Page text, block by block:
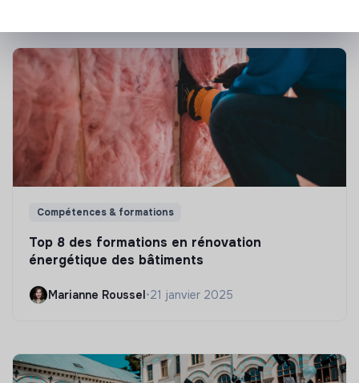
Compétences & formations
Top 8 des formations en rénovation
énergétique des bâtiments
Marianne Roussel•21 janvier 2025